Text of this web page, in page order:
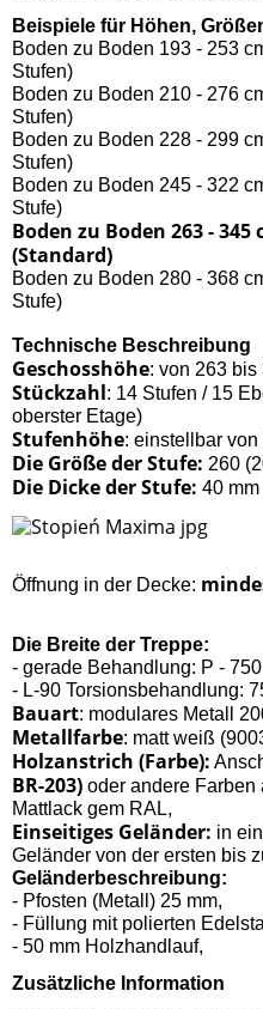
Beispiele für Höhen,
Boden zu Boden 193 - 253
Stufen)
Boden zu Boden 210 - 276
Stufen)
Boden zu Boden 228 - 299
Stufen)
Boden zu Boden 245 - 322
Stufe)
Boden zu Boden 263 -
(Standard)
Boden zu Boden 280 - 368
Stufe)
Technische Beschreibung
Geschosshöhe: von 263 bis
Stückzahl: 14 Stufen / 15
oberster Etage)
Stufenhöhe: einstellbar
Die Größe der Stufe: 260
Die Dicke der Stufe: 40 mm
Öffnung in der Decke:
Die Breite der Treppe:
- gerade Behandlung: P -
- L-90 Torsionsbehandlung:
Bauart: modulares Metall
Metallfarbe: matt weiß
Holzanstrich (Farbe):
BR-203) oder andere Farben
Mattlack gem RAL,
Einseitiges Geländer: in
Geländer von der ersten bis
Geländerbeschreibung:
- Pfosten (Metall) 25 mm,
- Füllung mit polierten
- 50 mm Holzhandlauf,
Zusätzliche Information